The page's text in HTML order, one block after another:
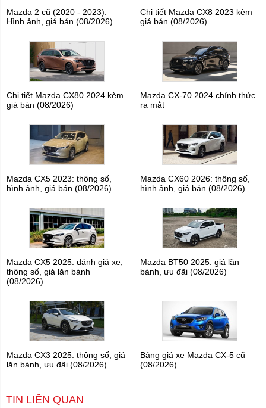
Mazda 2 cũ (2020 - 2023):
Hình ảnh, giá bán (08/2026)
Chi tiết Mazda CX8 2023 kèm
giá bán (08/2026)
Chi tiết Mazda CX80 2024 kèm
giá bán (08/2026)
Mazda CX-70 2024 chính thức
ra mắt
Mazda CX5 2023: thông số,
hình ảnh, giá bán (08/2026)
Mazda CX60 2026: thông số,
hình ảnh, giá bán (08/2026)
Mazda CX5 2025: đánh giá xe,
thông số, giá lăn bánh
(08/2026)
Mazda BT50 2025: giá lăn
bánh, ưu đãi (08/2026)
Mazda CX3 2025: thông số, giá
lăn bánh, ưu đãi (08/2026)
Bảng giá xe Mazda CX-5 cũ
(08/2026)
TIN LIÊN QUAN